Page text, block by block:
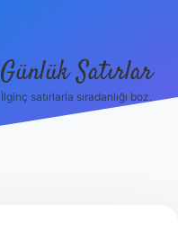
Günlük Satırlar
İlginç satırlarla sıradanlığı boz.